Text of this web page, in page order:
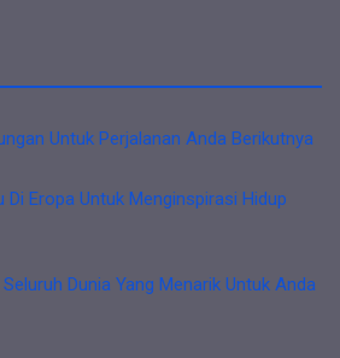
Untuk Perjalanan Anda Berikutnya
Di Eropa Untuk Menginspirasi Hidup
Dunia Yang Menarik Untuk Anda